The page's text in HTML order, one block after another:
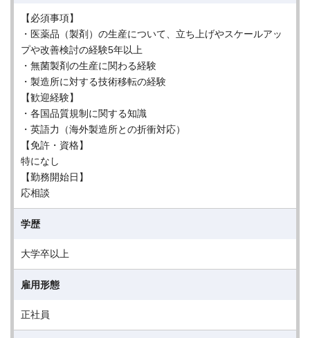
【必須事項】
・医薬品（製剤）の生産について、立ち上げやスケールアッ
プや改善検討の経験5年以上
・無菌製剤の生産に関わる経験
・製造所に対する技術移転の経験
【歓迎経験】
・各国品質規制に関する知識
・英語力（海外製造所との折衝対応）
【免許・資格】
特になし
【勤務開始日】
応相談
学歴
大学卒以上
雇用形態
正社員